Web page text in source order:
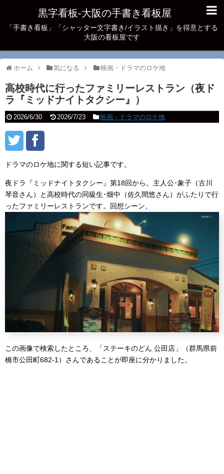
黒字看板‐大阪の手書き看板屋
「手書き看板」「シャッター文字書き/イラスト描き」を得意とする
大阪の看板屋です
ホーム 気になる 映画・ドラマのロケ地
高校時代に行ったファミリーレストラン（夜ド
ラ『ミッドナイトタクシー』）
2026/6/30 2026/7/23 映画・ドラマのロケ地
ドラマのロケ地に関する短い記事です。
夜ドラ『ミッドナイトタクシー』第18回から。主人公･象子（古川
琴音さん）と高校時代の同級生･畑中（佐久間悠さん）がふたりで行
ったファミリーレストランです。回想シーン。
この画像で検索したところ、「ステーキのどん 公田店」（群馬県前
橋市公田町682-1）さんであることが即座に分かりました。